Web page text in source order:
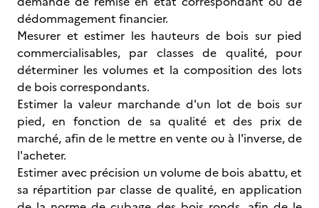
dédommagement financier.
Mesurer et estimer les hauteurs de bois sur pied
commercialisables, par classes de qualité, pour
déterminer les volumes et la composition des lots
de bois correspondants.
Estimer la valeur marchande d'un lot de bois sur
pied, en fonction de sa qualité et des prix de
marché, afin de le mettre en vente ou à l'inverse, de
l'acheter.
Estimer avec précision un volume de bois abattu, et
sa répartition par classe de qualité, en application